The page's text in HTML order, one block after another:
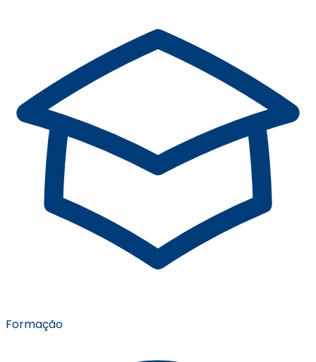
Formação